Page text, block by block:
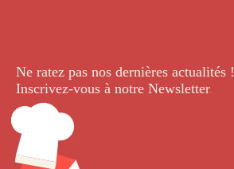
Ne ratez pas nos dernières actualités !
Inscrivez-vous à notre Newsletter.